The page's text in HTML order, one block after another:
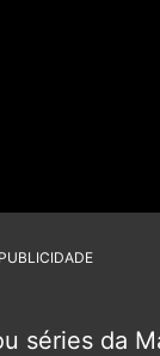
PUBLICIDADE
séries da